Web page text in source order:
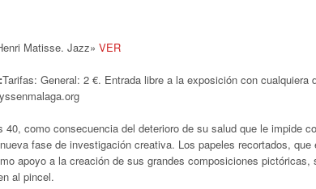
Matisse. Jazz» VER
Tarifas: General: 2 €. Entrada libre a la exposición con
40, como consecuencia del deterioro de su salud que le impide
fase de investigación creativa. Los papeles recortados,
apoyo a la creación de sus grandes composiciones
al pincel.